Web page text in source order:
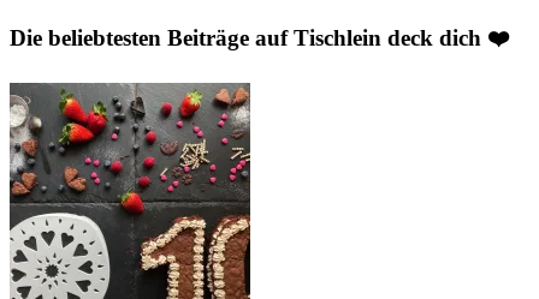
Die beliebtesten Beiträge auf Tischlein deck dich ❤️